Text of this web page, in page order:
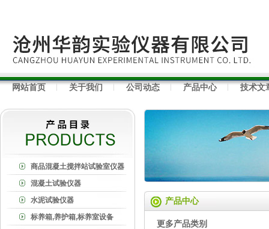
网站首页 关于我们 公司动态 产品中心 技术文
商品混凝土搅拌站试验室仪器
混凝土试验仪器
水泥试验仪器
标养箱,养护箱,标养室设备
产品中心
更多产品类别